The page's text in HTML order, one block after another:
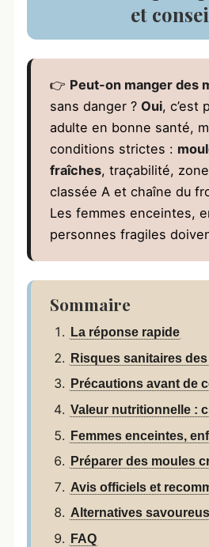
et
👉 Peut-on manger des
sans danger ? Oui, c’est
adulte en bonne santé,
conditions strictes :
fraîches, traçabilité, zone
classée A et chaîne du
Les femmes enceintes,
personnes fragiles
Sommaire
La réponse rapide
Risques sanitaires
Précautions avant de
Valeur nutritionnelle :
Femmes enceintes,
Préparer des moules
Avis officiels et
Alternatives
FAQ